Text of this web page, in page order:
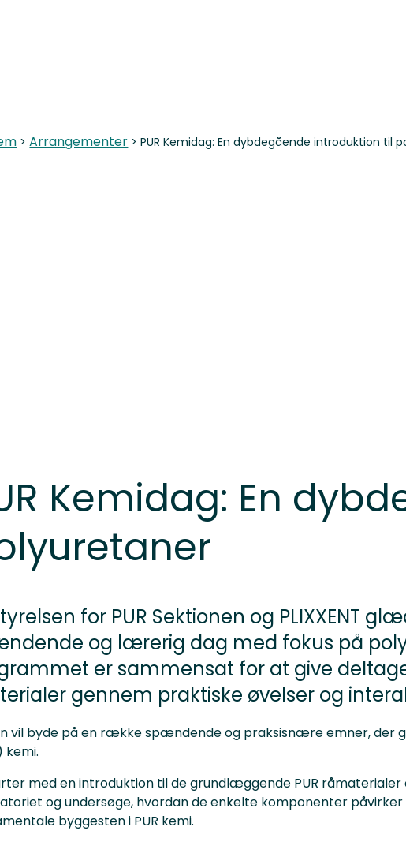
>Arrangementer >PUR Kemidag: En dybdegående introduktion til
Kemidag: En
for PUR Sektionen og PLIXXENT
og lærerig dag med fokus på
er sammensat for at give
gennem praktiske øvelser og
vil byde på en række spændende og praksisnære emner, der
kemi.
med en introduktion til de grundlæggende PUR
og undersøge, hvordan de enkelte komponenter påvirker
byggesten i PUR kemi.